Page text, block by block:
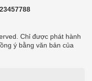
Chỉ được phát hành
ý bằng văn bản của